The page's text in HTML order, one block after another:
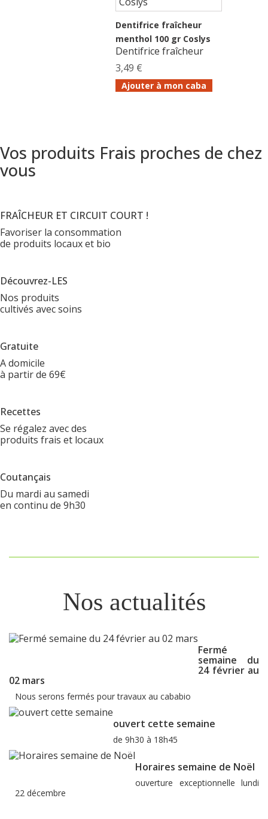
Dentifrice fraîcheur
menthol 100 gr Coslys
Dentifrice fraîcheur
3,49 €
Ajouter à mon caba
Vos produits Frais proches de chez
vous
FRAÎCHEUR ET CIRCUIT COURT !
Favoriser la consommation
de produits locaux et bio
Découvrez-LES
Nos produits
cultivés avec soins
Gratuite
A domicile
à partir de 69€
Recettes
Se régalez avec des
produits frais et locaux
Coutançais
Du mardi au samedi
en continu de 9h30
Nos actualités
Fermé
semaine du
24 février au
02 mars
Nous serons fermés pour travaux au cababio
ouvert cette semaine
de 9h30 à 18h45
Horaires semaine de Noël
ouverture exceptionnelle lundi
22 décembre